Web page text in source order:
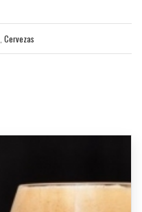
Cervezas